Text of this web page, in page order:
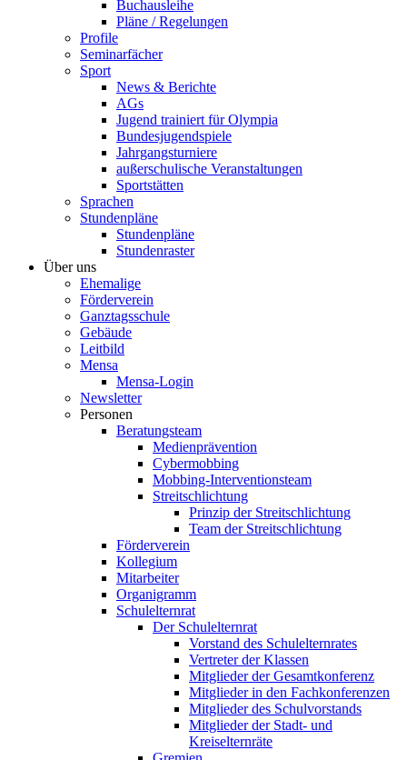
Buchausleihe
Pläne / Regelungen
Profile
Seminarfächer
Sport
News & Berichte
AGs
Jugend trainiert für Olympia
Bundesjugendspiele
Jahrgangsturniere
außerschulische Veranstaltungen
Sportstätten
Sprachen
Stundenpläne
Stundenpläne
Stundenraster
Über uns
Ehemalige
Förderverein
Ganztagsschule
Gebäude
Leitbild
Mensa
Mensa-Login
Newsletter
Personen
Beratungsteam
Medienprävention
Cybermobbing
Mobbing-Interventionsteam
Streitschlichtung
Prinzip der Streitschlichtung
Team der Streitschlichtung
Förderverein
Kollegium
Mitarbeiter
Organigramm
Schulelternrat
Der Schulelternrat
Vorstand des Schulelternrates
Vertreter der Klassen
Mitglieder der Gesamtkonferenz
Mitglieder in den Fachkonferenzen
Mitglieder des Schulvorstands
Mitglieder der Stadt- und
Kreiselternräte